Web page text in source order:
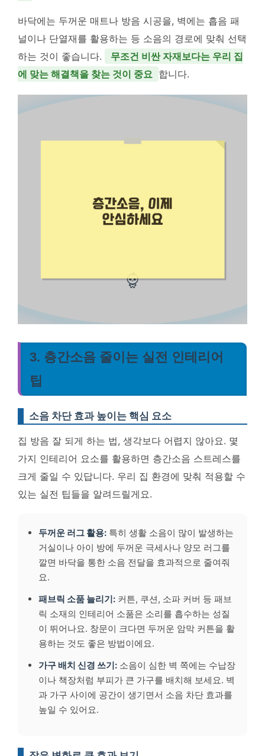
바닥에는 두꺼운 매트나 방음 시공을, 벽에는 흡음 패
널이나 단열재를 활용하는 등 소음의 경로에 맞춰 선택
하는 것이 좋습니다.
무조건 비싼 자재보다는 우리 집
에 맞는 해결책을 찾는 것이 중요
합니다.
3. 층간소음 줄이는 실전 인테리어
팁
소음 차단 효과 높이는 핵심 요소
집 방음 잘 되게 하는 법, 생각보다 어렵지 않아요. 몇
가지 인테리어 요소를 활용하면 층간소음 스트레스를
크게 줄일 수 있답니다. 우리 집 환경에 맞춰 적용할 수
있는 실전 팁들을 알려드릴게요.
두꺼운 러그 활용: 특히 생활 소음이 많이 발생하는
거실이나 아이 방에 두꺼운 극세사나 양모 러그를
깔면 바닥을 통한 소음 전달을 효과적으로 줄여줘
요.
패브릭 소품 늘리기: 커튼, 쿠션, 소파 커버 등 패브
릭 소재의 인테리어 소품은 소리를 흡수하는 성질
이 뛰어나요. 창문이 크다면 두꺼운 암막 커튼을 활
용하는 것도 좋은 방법이에요.
가구 배치 신경 쓰기: 소음이 심한 벽 쪽에는 수납장
이나 책장처럼 부피가 큰 가구를 배치해 보세요. 벽
과 가구 사이에 공간이 생기면서 소음 차단 효과를
높일 수 있어요.